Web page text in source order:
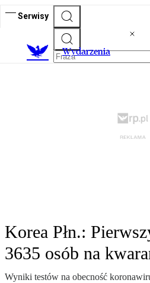
Serwisy
Wydarzenia
Korea Płn.:
3635 osób na
Wyniki testów na obecność